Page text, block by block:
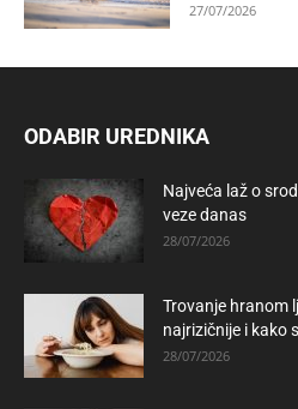
27/07/2026
ODABIR UREDNIKA
Najveća laž o
veze danas
28/07/2026
Trovanje hranom
najrizičnije i kako
28/07/2026